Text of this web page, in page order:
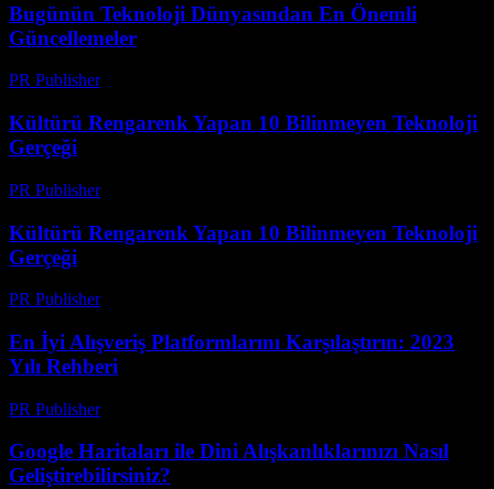
Bugünün Teknoloji Dünyasından En Önemli
Güncellemeler
PR Publisher-
Kültürü Rengarenk Yapan 10 Bilinmeyen Teknoloji
Gerçeği
PR Publisher-
Kültürü Rengarenk Yapan 10 Bilinmeyen Teknoloji
Gerçeği
PR Publisher-
En İyi Alışveriş Platformlarını Karşılaştırın: 2023
Yılı Rehberi
PR Publisher-
Google Haritaları ile Dini Alışkanlıklarınızı Nasıl
Geliştirebilirsiniz?